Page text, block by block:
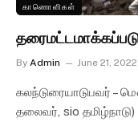
காணொளிகள்
By Admin June 21, 2022
கலந்டுரையாடுபவர் –
தலைவர், sio தமிழ்நாடு)